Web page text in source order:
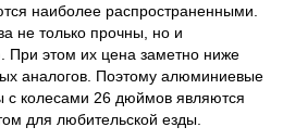
наиболее распространенными.
не только прочны, но и
При этом их цена заметно ниже
аналогов. Поэтому алюминиевые
с колесами 26 дюймов являются
для любительской езды.